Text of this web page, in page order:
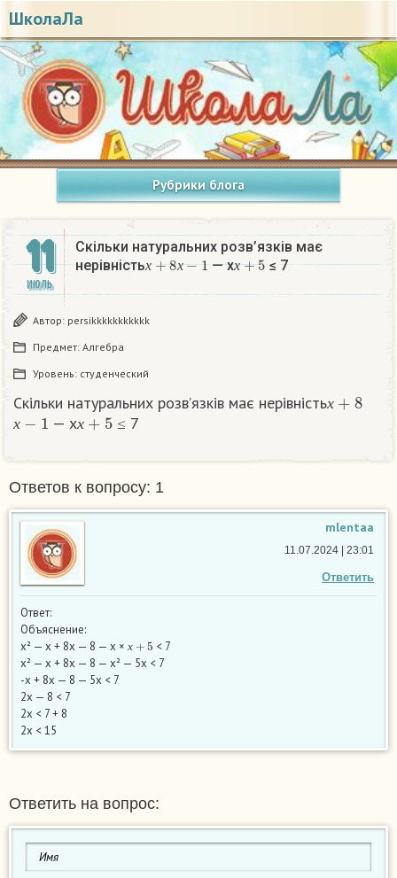
ШколаЛа
Рубрики блога
11
ИЮЛЬ
Скільки натуральних розв’язків має
нерівність х
+8
х — хх
+ ≤ 7​
Автор: persikkkkkkkkkkk
Предмет: Алгебра
Уровень: студенческий
Скільки натуральних розв’язків має нерівністьх
х
х−1 — хх
х +5 ≤ 7​
Ответов к вопросу: 1
mlentaa
Ответить
11.07.2024 | 23:01
Ответ:
Объяснение:
х² — х + 8х — 8 — х ×
< 7
х² — х + 8х — 8 — х² — 5х < 7
-х + 8х — 8 — 5х < 7
2х — 8 < 7
2х < 7 + 8
2х < 15
Ответить на вопрос: